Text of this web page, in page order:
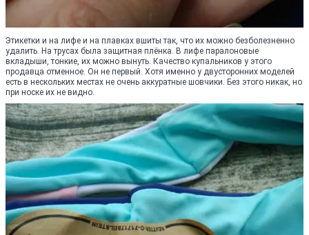
Этикетки и на лифе и на плавках вшиты так, что их можно безболезненно
удалить. На трусах была защитная плёнка. В лифе паралоновые
вкладыши, тонкие, их можно вынуть. Качество купальников у этого
продавца отменное. Он не первый. Хотя именно у двусторонних моделей
есть в нескольких местах не очень аккуратные шовчики. Без этого никак, но
при носке их не видно.